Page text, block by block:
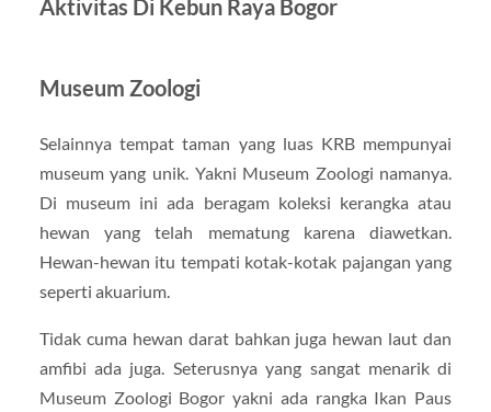
Aktivitas Di Kebun Raya Bogor
Museum Zoologi
Selainnya tempat taman yang luas KRB mempunyai
museum yang unik. Yakni Museum Zoologi namanya.
Di museum ini ada beragam koleksi kerangka atau
hewan yang telah mematung karena diawetkan.
Hewan-hewan itu tempati kotak-kotak pajangan yang
seperti akuarium.
Tidak cuma hewan darat bahkan juga hewan laut dan
amfibi ada juga. Seterusnya yang sangat menarik di
Museum Zoologi Bogor yakni ada rangka Ikan Paus